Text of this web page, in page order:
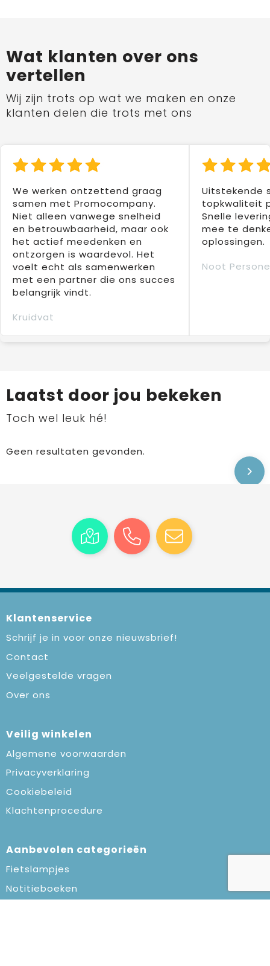
Wat klanten over ons
vertellen
Wij zijn trots op wat we maken en onze
klanten delen die trots met ons
We werken ontzettend graag
samen met Promocompany.
Niet alleen vanwege snelheid
en betrouwbaarheid, maar ook
het actief meedenken en
ontzorgen is waardevol. Het
voelt echt als samenwerken
met een partner die ons succes
belangrijk vindt.
Kruidvat
Uitstekende
topkwaliteit
Snelle
mee te
oplossingen.
Noot
Laatst door jou bekeken
Toch wel leuk hé!
Geen resultaten gevonden.
Klantenservice
Schrijf je in voor onze nieuwsbrief!
Contact
Veelgestelde vragen
Over ons
Veilig winkelen
Algemene voorwaarden
Privacyverklaring
Cookiebeleid
Klachtenprocedure
Aanbevolen categorieën
Fietslampjes
Notitieboeken